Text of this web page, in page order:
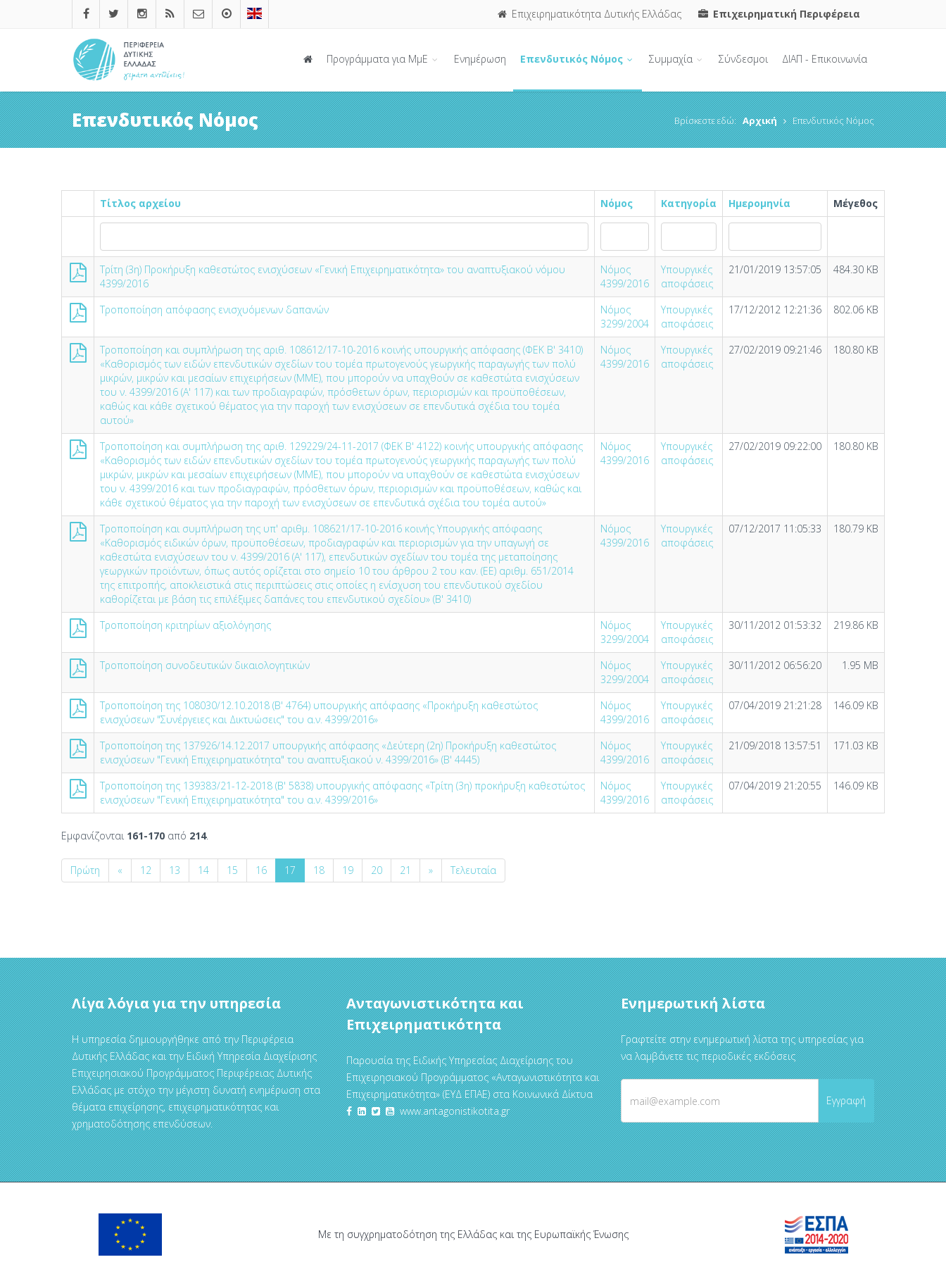
Επιχειρηματικότητα Δυτικής Ελλάδας Επιχειρηματική Περιφέρεια
Προγράμματα για ΜμΕ Ενημέρωση Επενδυτικός Νόμος Συμμαχία Σύνδεσμοι ΔΙΑΠ - Επικοινωνία
Επενδυτικός Νόμος Βρίσκεστε εδώ: Αρχική Επενδυτικός Νόμος
Τίτλος αρχείου Νόμος Κατηγορία Ημερομηνία Μέγεθος
Τρίτη (3η) Προκήρυξη καθεστώτος ενισχύσεων «Γενική Επιχειρηματικότητα» του αναπτυξιακού νόμου
4399/2016
Νόμος
4399/2016
Υπουργικές
αποφάσεις
21/01/2019 13:57:05 484.30 KB
Τροποποίηση απόφασης ενισχυόμενων δαπανών
Νόμος
3299/2004
Υπουργικές
αποφάσεις
17/12/2012 12:21:36 802.06 KB
Τροποποίηση και συμπλήρωση της αριθ. 108612/17-10-2016 κοινής υπουργικής απόφασης (ΦΕΚ Β' 3410)
«Καθορισμός των ειδών επενδυτικών σχεδίων του τομέα πρωτογενούς γεωργικής παραγωγής των πολύ
μικρών, μικρών και μεσαίων επιχειρήσεων (ΜΜΕ), που μπορούν να υπαχθούν σε καθεστώτα ενισχύσεων
του ν. 4399/2016 (A' 117) και των προδιαγραφών, πρόσθετων όρων, περιορισμών και προϋποθέσεων,
καθώς και κάθε σχετικού θέματος για την παροχή των ενισχύσεων σε επενδυτικά σχέδια του τομέα
αυτού»
Νόμος
4399/2016
Υπουργικές
αποφάσεις
27/02/2019 09:21:46 180.80 KB
Τροποποίηση και συμπλήρωση της αριθ. 129229/24-11-2017 (ΦΕΚ Β' 4122) κοινής υπουργικής απόφασης
«Καθορισμός των ειδών επενδυτικών σχεδίων του τομέα πρωτογενούς γεωργικής παραγωγής των πολύ
μικρών, μικρών και μεσαίων επιχειρήσεων (ΜΜΕ), που μπορούν να υπαχθούν σε καθεστώτα ενισχύσεων
του ν. 4399/2016 και των προδιαγραφών, πρόσθετων όρων, περιορισμών και προϋποθέσεων, καθώς και
κάθε σχετικού θέματος για την παροχή των ενισχύσεων σε επενδυτικά σχέδια του τομέα αυτού»
Νόμος
4399/2016
Υπουργικές
αποφάσεις
27/02/2019 09:22:00 180.80 KB
Τροποποίηση και συμπλήρωση της υπ' αριθμ. 108621/17-10-2016 κοινής Υπουργικής απόφασης
«Καθορισμός ειδικών όρων, προϋποθέσεων, προδιαγραφών και περιορισμών για την υπαγωγή σε
καθεστώτα ενισχύσεων του ν. 4399/2016 (Α' 117), επενδυτικών σχεδίων του τομέα της μεταποίησης
γεωργικών προϊόντων, όπως αυτός ορίζεται στο σημείο 10 του άρθρου 2 του καν. (ΕΕ) αριθμ. 651/2014
της επιτροπής, αποκλειστικά στις περιπτώσεις στις οποίες η ενίσχυση του επενδυτικού σχεδίου
καθορίζεται με βάση τις επιλέξιμες δαπάνες του επενδυτικού σχεδίου» (Β' 3410)
Νόμος
4399/2016
Υπουργικές
αποφάσεις
07/12/2017 11:05:33 180.79 KB
Τροποποίηση κριτηρίων αξιολόγησης
Νόμος
3299/2004
Υπουργικές
αποφάσεις
30/11/2012 01:53:32 219.86 KB
Τροποποίηση συνοδευτικών δικαιολογητικών
Νόμος
3299/2004
Υπουργικές
αποφάσεις
30/11/2012 06:56:20 1.95 MB
Τροποποίηση της 108030/12.10.2018 (Β' 4764) υπουργικής απόφασης «Προκήρυξη καθεστώτος
ενισχύσεων "Συνέργειες και Δικτυώσεις" του α.ν. 4399/2016»
Νόμος
4399/2016
Υπουργικές
αποφάσεις
07/04/2019 21:21:28 146.09 KB
Τροποποίηση της 137926/14.12.2017 υπουργικής απόφασης «Δεύτερη (2η) Προκήρυξη καθεστώτος
ενισχύσεων "Γενική Επιχειρηματικότητα" του αναπτυξιακού ν. 4399/2016» (Β' 4445)
Νόμος
4399/2016
Υπουργικές
αποφάσεις
21/09/2018 13:57:51 171.03 KB
Τροποποίηση της 139383/21-12-2018 (Β' 5838) υπουργικής απόφασης «Τρίτη (3η) προκήρυξη καθεστώτος
ενισχύσεων "Γενική Επιχειρηματικότητα" του α.ν. 4399/2016»
Νόμος
4399/2016
Υπουργικές
αποφάσεις
07/04/2019 21:20:55 146.09 KB
Εμφανίζονται 161-170 από 214.
Πρώτη « 12 13 14 15 16 17 18 19 20 21 » Τελευταία
Λίγα λόγια για την υπηρεσία
Η υπηρεσία δημιουργήθηκε από την Περιφέρεια
Δυτικής Ελλάδας και την Ειδική Υπηρεσία Διαχείρισης
Επιχειρησιακού Προγράμματος Περιφέρειας Δυτικής
Ελλάδας με στόχο την μέγιστη δυνατή ενημέρωση στα
θέματα επιχείρησης, επιχειρηματικότητας και
χρηματοδότησης επενδύσεων.
Ανταγωνιστικότητα και
Επιχειρηματικότητα
Παρουσία της Ειδικής Υπηρεσίας Διαχείρισης του
Επιχειρησιακού Προγράμματος «Ανταγωνιστικότητα και
Επιχειρηματικότητα» (ΕΥΔ ΕΠΑΕ) στα Κοινωνικά Δίκτυα
www.antagonistikotita.gr
Ενημερωτική λίστα
Γραφτείτε στην ενημερωτική λίστα της υπηρεσίας για
να λαμβάνετε τις περιοδικές εκδόσεις
Με τη συγχρηματοδότηση της Ελλάδας και της Ευρωπαϊκής Ένωσης